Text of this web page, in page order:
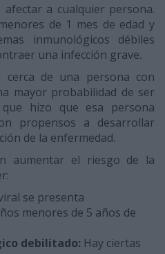
a cualquier persona.
de 1 mes de edad y
inmunológicos débiles
una infección grave.
cerca de una persona con
mayor probabilidad de ser
hizo que esa persona
propensos a desarrollar
de la enfermedad.
aumentar el riesgo de la
se presenta
menores de 5 años de
debilitado: Hay ciertas